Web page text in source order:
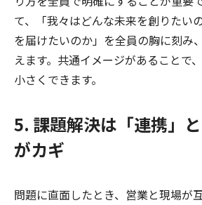
て、「我々はどんな未来を創りたい
を届けたいのか」を全員の胸に刻み
えます。共通イメージがあることで
小さくできます。
5. 課題解決は「連携」と
がカギ
問題に直面したとき、営業と現場が